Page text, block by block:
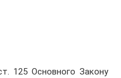
125 Основного Закону